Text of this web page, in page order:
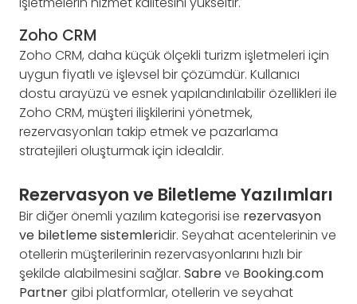
Zoho CRM
Zoho CRM, daha küçük ölçekli turizm işletmeleri için
uygun fiyatlı ve işlevsel bir çözümdür. Kullanıcı
dostu arayüzü ve esnek yapılandırılabilir özellikleri ile
Zoho CRM, müşteri ilişkilerini yönetmek,
rezervasyonları takip etmek ve pazarlama
stratejileri oluşturmak için idealdir.
Rezervasyon ve Biletleme Yazılımları
Bir diğer önemli yazılım kategorisi ise rezervasyon
ve biletleme sistemleridir. Seyahat acentelerinin ve
otellerin müşterilerinin rezervasyonlarını hızlı bir
şekilde alabilmesini sağlar. Sabreve Booking.com
Partnergibi platformlar, otellerin ve seyahat